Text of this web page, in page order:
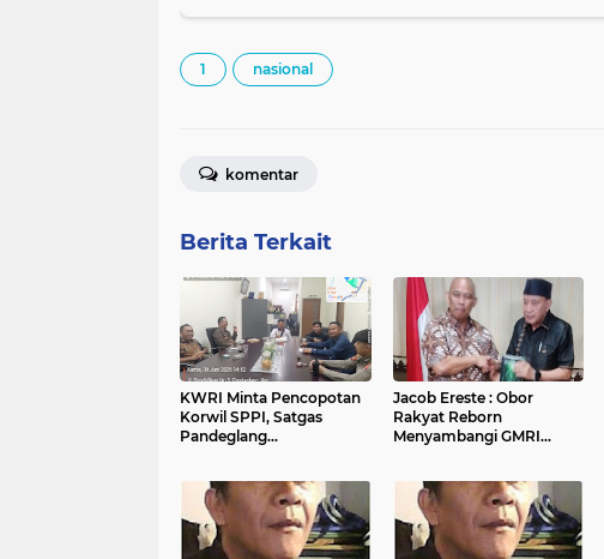
1 nasional
komentar
Berita Terkait
KWRI Minta Pencopotan
Korwil SPPI, Satgas
Pandeglang
Jacob Ereste : Obor
Rakyat Reborn
Menyambangi GMRI